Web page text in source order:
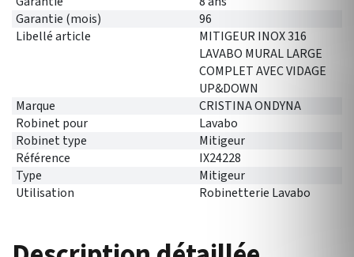
Garantie (mois)
96
Libellé article
MITIGEUR INOX 316
LAVABO MURAL LARGE
COMPLET AVEC VIDAGE
UP&DOWN
Marque
CRISTINA ONDYNA
Robinet pour
Lavabo
Robinet type
Mitigeur
Référence
IX24228
Type
Mitigeur
Utilisation
Robinetterie Lavabo